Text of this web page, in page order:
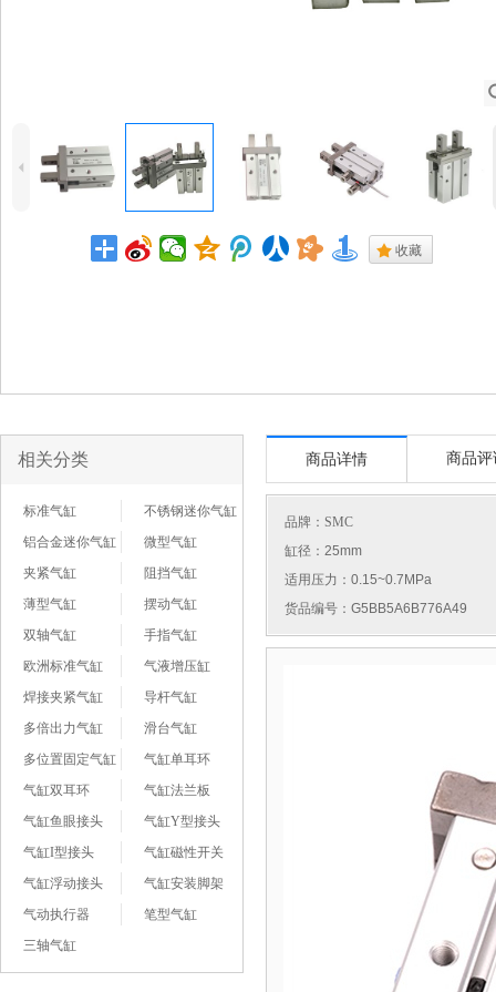
4
. 收藏
相关分类
标准气缸
不锈钢迷你气缸
铝合金迷你气缸
微型气缸
夹紧气缸
阻挡气缸
薄型气缸
摆动气缸
双轴气缸
手指气缸
欧洲标准气缸
气液增压缸
焊接夹紧气缸
导杆气缸
多倍出力气缸
滑台气缸
多位置固定气缸
气缸单耳环
气缸双耳环
气缸法兰板
气缸鱼眼接头
气缸Y型接头
气缸I型接头
气缸磁性开关
气缸浮动接头
气缸安装脚架
气动执行器
笔型气缸
三轴气缸
商品详情 商品评
品牌： SMC
缸径：25mm
适用压力：0.15~0.7MPa
货品编号：G5BB5A6B776A49